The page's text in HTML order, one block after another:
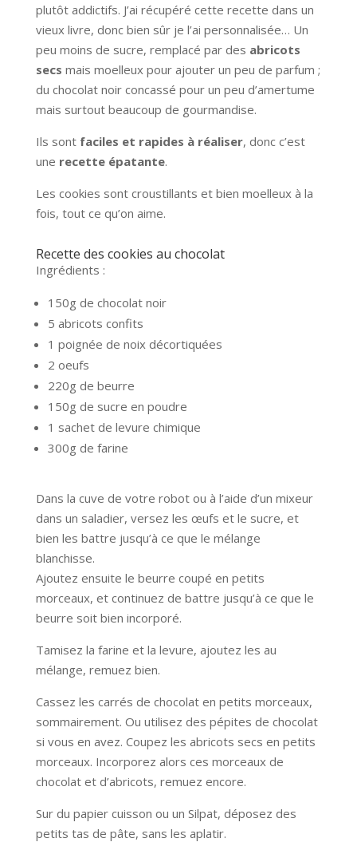
plutôt addictifs. J’ai récupéré cette recette dans un
vieux livre, donc bien sûr je l’ai personnalisée… Un
peu moins de sucre, remplacé par des abricots
secs mais moelleux pour ajouter un peu de parfum ;
du chocolat noir concassé pour un peu d’amertume
mais surtout beaucoup de gourmandise.
Ils sont faciles et rapides à réaliser, donc c’est
une recette épatante.
Les cookies sont croustillants et bien moelleux à la
fois, tout ce qu’on aime.
Recette des cookies au chocolat
Ingrédients :
150g de chocolat noir
5 abricots confits
1 poignée de noix décortiquées
2 oeufs
220g de beurre
150g de sucre en poudre
1 sachet de levure chimique
300g de farine
Dans la cuve de votre robot ou à l’aide d’un mixeur
dans un saladier, versez les œufs et le sucre, et
bien les battre jusqu’à ce que le mélange
blanchisse.
Ajoutez ensuite le beurre coupé en petits
morceaux, et continuez de battre jusqu’à ce que le
beurre soit bien incorporé.
Tamisez la farine et la levure, ajoutez les au
mélange, remuez bien.
Cassez les carrés de chocolat en petits morceaux,
sommairement. Ou utilisez des pépites de chocolat
si vous en avez. Coupez les abricots secs en petits
morceaux. Incorporez alors ces morceaux de
chocolat et d’abricots, remuez encore.
Sur du papier cuisson ou un Silpat, déposez des
petits tas de pâte, sans les aplatir.